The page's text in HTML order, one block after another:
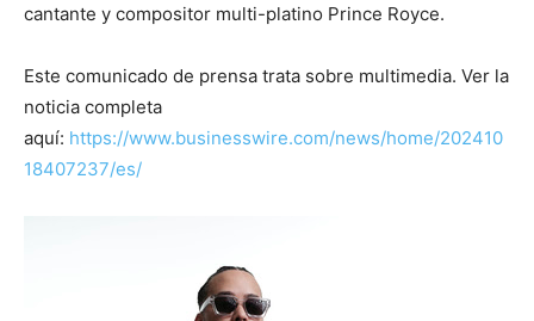
cantante y compositor multi-platino Prince Royce.
Este comunicado de prensa trata sobre multimedia. Ver la
noticia completa
aquí: https://www.businesswire.com/news/home/202410
18407237/es/